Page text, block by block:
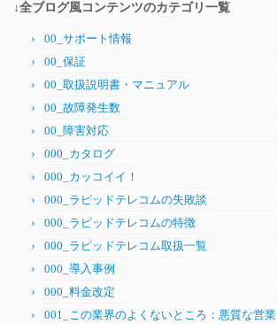
↓全ブログ風コンテンツのカテゴリ一覧
00_サポート情報
00_保証
00_取扱説明書・マニュアル
00_故障発生数
00_障害対応
000_カタログ
000_カッコイイ！
000_ラピッドテレコムの失敗談
000_ラピッドテレコムの特徴
000_ラピッドテレコム取扱一覧
000_導入事例
000_料金改定
001_この業界のよくないところ：悪質な営業